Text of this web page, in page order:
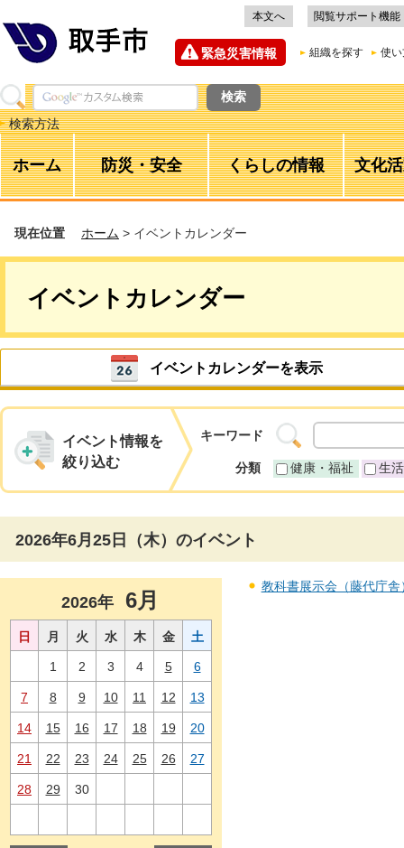
本文へ 閲覧サポート機能
緊急災害情報 組織を探す 使
検索方法
ホーム 防災・安全 くらしの情報 文化
現在位置 ホーム > イベントカレンダー
イベントカレンダー
イベントカレンダーを表示
イベント情報を
絞り込む
キーワード
分類 健康・福祉 生活
2026年6月25日（木）のイベント
2026年 6月
日 月 火 水 木 金 土
1 2 3 4 5 6
7 8 9 10 11 12 13
14 15 16 17 18 19 20
21 22 23 24 25 26 27
28 29 30
教科書展示会（藤代庁